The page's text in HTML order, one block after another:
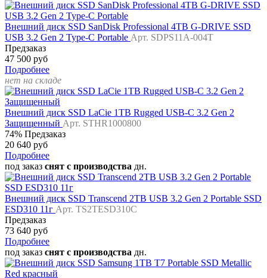
Внешний диск SSD SanDisk Professional 4TB G-DRIVE SSD
USB 3.2 Gen 2 Type-C Portable Арт. SDPS11A-004T
Предзаказ
47 500 руб
Подробнее
нет на складе
Внешний диск SSD LaCie 1TB Rugged USB-C 3.2 Gen 2
Защищенный Арт. STHR1000800
74% Предзаказ
20 640 руб
Подробнее
под заказ снят с производства дн.
Внешний диск SSD Transcend 2TB USB 3.2 Gen 2 Portable SSD
ESD310 11г Арт. TS2TESD310C
Предзаказ
73 640 руб
Подробнее
под заказ снят с производства дн.